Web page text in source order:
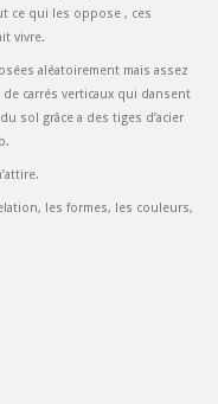
ce qui les oppose , ces
vivre.
aléatoirement mais assez
carrés verticaux qui dansent
sol grâce a des tiges d’acier
les formes, les couleurs,